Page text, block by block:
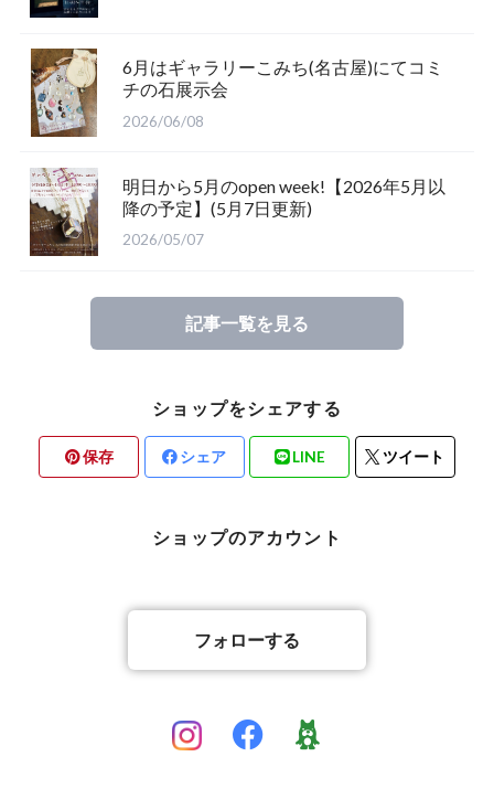
6月はギャラリーこみち(名古屋)にてコミ
チの石展示会
2026/06/08
明日から5月のopen week!【2026年5月以
降の予定】(5月7日更新)
2026/05/07
記事一覧を見る
ショップをシェアする
保存 シェア LINE ツイート
ショップのアカウント
フォローする